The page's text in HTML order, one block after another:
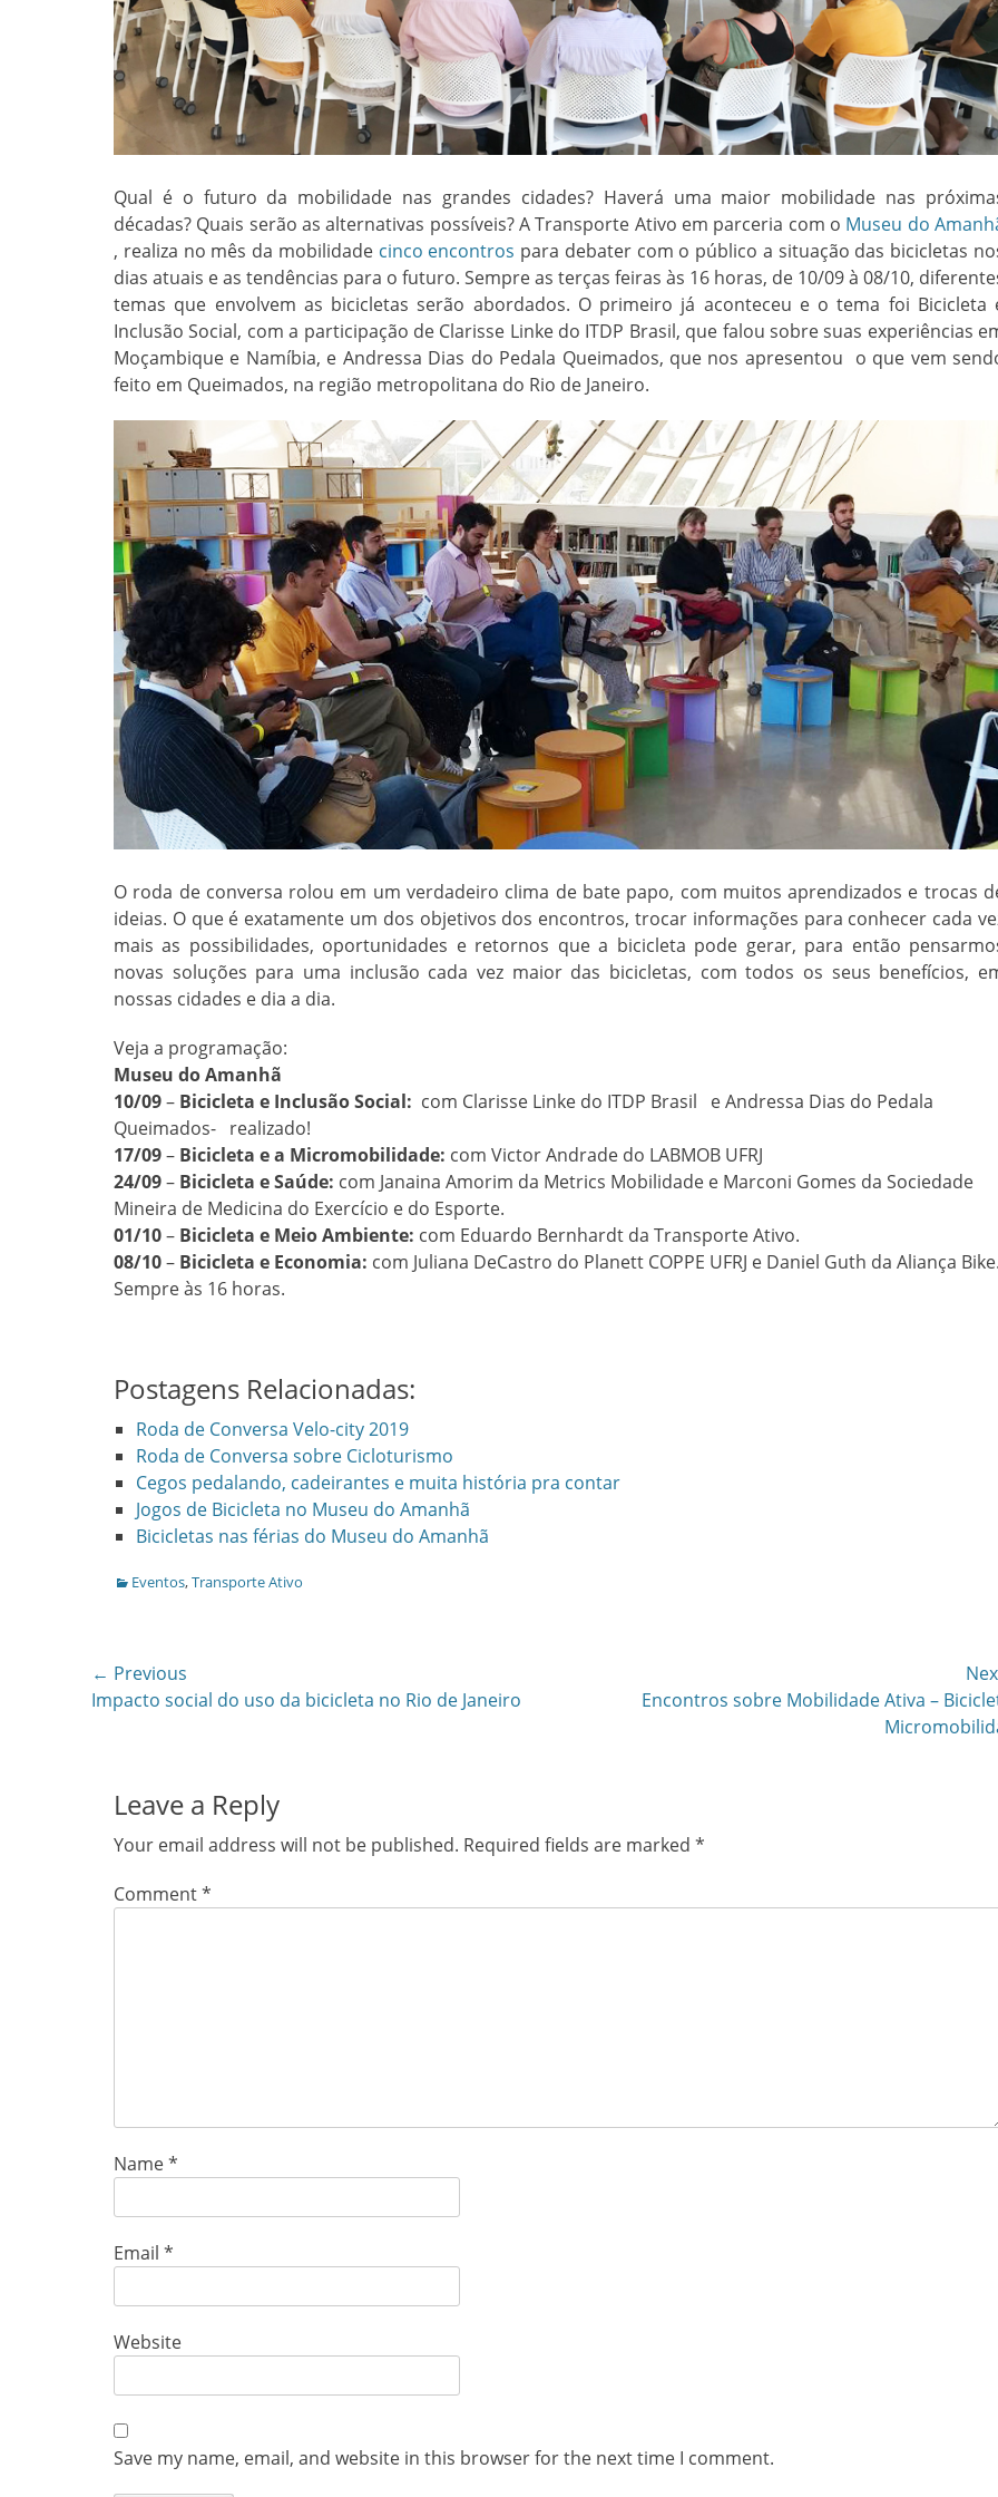
Qual é o futuro da mobilidade nas grandes cidades? Haverá uma maior mobilidade nas
décadas? Quais serão as alternativas possíveis? A Transporte Ativo em parceria com o Museu do
, realiza no mês da mobilidade cinco encontros para debater com o público a situação das bicicletas
dias atuais e as tendências para o futuro. Sempre as terças feiras às 16 horas, de 10/09 à 08/10,
temas que envolvem as bicicletas serão abordados. O primeiro já aconteceu e o tema foi Bicicleta
Inclusão Social, com a participação de Clarisse Linke do ITDP Brasil, que falou sobre suas experiências
Moçambique e Namíbia, e Andressa Dias do Pedala Queimados, que nos apresentou o que vem
feito em Queimados, na região metropolitana do Rio de Janeiro.
O roda de conversa rolou em um verdadeiro clima de bate papo, com muitos aprendizados e trocas
ideias. O que é exatamente um dos objetivos dos encontros, trocar informações para conhecer cada
mais as possibilidades, oportunidades e retornos que a bicicleta pode gerar, para então
novas soluções para uma inclusão cada vez maior das bicicletas, com todos os seus benefícios,
nossas cidades e dia a dia.
Veja a programação:
Museu do Amanhã
10/09– Bicicleta e Inclusão Social: com Clarisse Linke do ITDP Brasil e Andressa Dias do Pedala
Queimados- realizado!
17/09– Bicicleta e a Micromobilidade: com Victor Andrade do LABMOB UFRJ
24/09– Bicicleta e Saúde: com Janaina Amorim da Metrics Mobilidade e Marconi Gomes da Sociedade
Mineira de Medicina do Exercício e do Esporte.
01/10– Bicicleta e Meio Ambiente: com Eduardo Bernhardt da Transporte Ativo.
08/10– Bicicleta e Economia: com Juliana DeCastro do Planett COPPE UFRJ e Daniel Guth da Aliança
Sempre às 16 horas.
Postagens Relacionadas:
Roda de Conversa Velo-city 2019
Roda de Conversa sobre Cicloturismo
Cegos pedalando, cadeirantes e muita história pra contar
Jogos de Bicicleta no Museu do Amanhã
Bicicletas nas férias do Museu do Amanhã
Categories
Eventos,Transporte Ativo
Post
navigation
← Previous
Previous
Impacto social do uso da bicicleta no Rio de Janeiro
Encontros sobre Mobilidade Ativa –
Leave a Reply
Your email address will not be published. Required fields are marked *
Comment*
Name*
Email *
Website
Save my name, email, and website in this browser for the next time I comment.